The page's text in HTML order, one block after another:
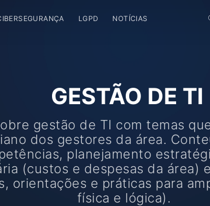
LGPD NOTÍCIAS
GESTÃO DE TI
gestão de TI com temas
dos gestores da área.
planejamento
(custos e despesas da área)
orientações e práticas para
física e lógica).